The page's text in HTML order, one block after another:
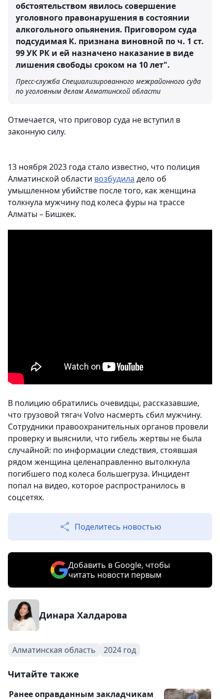
обстоятельством явилось совершение
уголовного правонарушения в состоянии
алкогольного опьянения. Приговором суда
подсудимая К. признана виновной по ч. 1 ст.
99 УК РК и ей назначено наказание в виде
лишения свободы сроком на 10 лет".
Пресс-служба Специализированного межрайонного суда
по уголовным делам Алматинской области
Отмечается, что приговор суда не вступил в
законную силу.
13 ноября 2023 года стало известно, что полиция
Алматинской области возбудила дело об
умышленном убийстве после того, как женщина
толкнула мужчину под колеса фуры на трассе
Алматы – Бишкек.
В полицию обратились очевидцы, рассказавшие,
что грузовой тягач Volvo насмерть сбил мужчину.
Сотрудники правоохранительных органов провели
проверку и выяснили, что гибель жертвы не была
случайной: по информации следствия, стоявшая
рядом женщина целенаправленно вытолкнула
погибшего под колеса большегруза. Инцидент
попал на видео, которое распространилось в
соцсетях.
Поделитесь новостью
Добавить в Google, чтобы
читать новости первым
Динара Халдарова
Алматинская область 2024 год
Читайте также
Ранее оправданным закладчикам